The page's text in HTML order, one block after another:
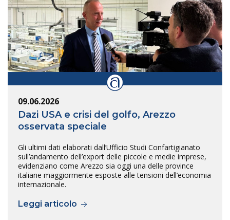
09.06.2026
Dazi USA e crisi del golfo, Arezzo
osservata speciale
Gli ultimi dati elaborati dall’Ufficio Studi Confartigianato
sull’andamento dell’export delle piccole e medie imprese,
evidenziano come Arezzo sia oggi una delle province
italiane maggiormente esposte alle tensioni dell’economia
internazionale.
Leggi articolo